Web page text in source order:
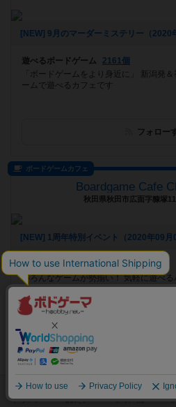
[NEW] 9月のマーダーミステリー（2020
遊べるボードゲーム
2161個
「ボードゲームをより身近に」 新潟発
ームで遊べるカフェです
フォロー
ボードゲームカフェ
Boardgame Cafe
秋田県秋田市広面字糠塚
[NEW] 1周年特別イベント（2020年09月
遊べるボードゲーム 1052個
いろんなゲームが勢揃い！ 気軽に遊べ
的で重量級なボードゲームまで楽しめち
カードボック
神奈川県横浜市鶴見区神奈川県横